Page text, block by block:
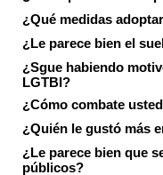
¿Qué medidas
¿Le parece bien el
¿Sgue habiendo
LGTBI?
¿Cómo combate
¿Quién le gustó más
¿Le parece bien que
públicos?